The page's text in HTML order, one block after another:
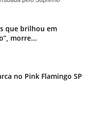
que brilhou em
morre...
no Pink Flamingo SP